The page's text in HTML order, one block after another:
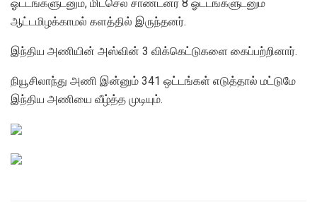
ஓட்டங்களுடனும், மிட்செல் சாண்ட்னர் 8 ஓட்டங்களுடனும்
ஆட்டமிழக்காமல் களத்தில் இருந்தனர்.
இந்திய அணியின் அஸ்வின் 3 விக்கெட்டுகளை கைப்பற்றினார்.
நியூசிலாந்து அணி இன்னும் 341 ஒட்டங்கள் எடுத்தால் மட்டுமே
இந்திய அணியை வீழ்த்த முடியும்.